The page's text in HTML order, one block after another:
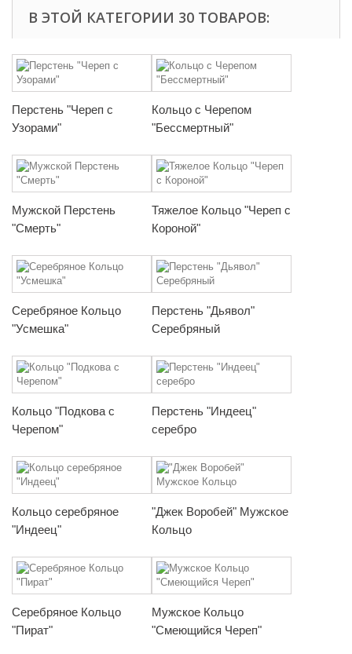
В ЭТОЙ КАТЕГОРИИ 30 ТОВАРОВ:
Перстень "Череп с
Узорами"
Кольцо с Черепом
"Бессмертный"
Мужской Перстень
"Смерть"
Тяжелое Кольцо "Череп с
Короной"
Серебряное Кольцо
"Усмешка"
Перстень "Дьявол"
Серебряный
Кольцо "Подкова с
Черепом"
Перстень "Индеец"
серебро
Кольцо серебряное
"Индеец"
"Джек Воробей" Мужское
Кольцо
Серебряное Кольцо
"Пират"
Мужское Кольцо
"Смеющийся Череп"